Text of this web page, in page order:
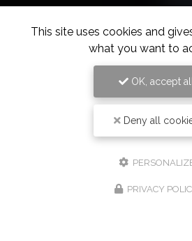
This site uses cookies and
what you want to
OK, accept all
Deny all
PRIVACY